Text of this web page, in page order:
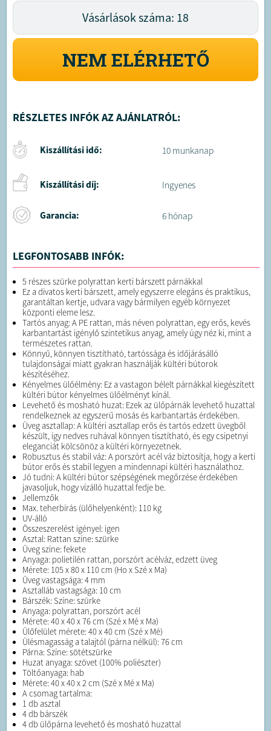
Vásárlások száma: 18
NEM ELÉRHETŐ
RÉSZLETES INFÓK AZ AJÁNLATRÓL:
Kiszállítási idő: 10 munkanap
Kiszállítási díj: Ingyenes
Garancia: 6 hónap
LEGFONTOSABB INFÓK:
5 részes szürke polyrattan kerti bárszett párnákkal
Ez a divatos kerti bárszett, amely egyszerre elegáns és praktikus,
garantáltan kertje, udvara vagy bármilyen egyéb környezet
központi eleme lesz.
Tartós anyag: A PE rattan, más néven polyrattan, egy erős, kevés
karbantartást igénylő szintetikus anyag, amely úgy néz ki, mint a
természetes rattan.
Könnyű, könnyen tisztítható, tartóssága és időjárásálló
tulajdonságai miatt gyakran használják kültéri bútorok
készítéséhez.
Kényelmes ülőélmény: Ez a vastagon bélelt párnákkal kiegészített
kültéri bútor kényelmes ülőélményt kínál.
Levehető és mosható huzat: Ezek az ülőpárnák levehető huzattal
rendelkeznek az egyszerű mosás és karbantartás érdekében.
Üveg asztallap: A kültéri asztallap erős és tartós edzett üvegből
készült, így nedves ruhával könnyen tisztítható, és egy csipetnyi
eleganciát kölcsönöz a kültéri környezetnek.
Robusztus és stabil váz: A porszórt acél váz biztosítja, hogy a kerti
bútor erős és stabil legyen a mindennapi kültéri használathoz.
Jó tudni: A kültéri bútor szépségének megőrzése érdekében
javasoljuk, hogy vízálló huzattal fedje be.
Jellemzők
Max. teherbírás (ülőhelyenként): 110 kg
UV-álló
Összeszerelést igényel: igen
Asztal: Rattan színe: szürke
Üveg színe: fekete
Anyaga: polietilén rattan, porszórt acélváz, edzett üveg
Mérete: 105 x 80 x 110 cm (Ho x Szé x Ma)
Üveg vastagsága: 4 mm
Asztalláb vastagsága: 10 cm
Bárszék: Színe: szürke
Anyaga: polyrattan, porszórt acél
Mérete: 40 x 40 x 76 cm (Szé x Mé x Ma)
Ülőfelület mérete: 40 x 40 cm (Szé x Mé)
Ülésmagasság a talajtól (párna nélkül): 76 cm
Párna: Színe: sötétszürke
Huzat anyaga: szövet (100% poliészter)
Töltőanyaga: hab
Mérete: 40 x 40 x 2 cm (Szé x Mé x Ma)
A csomag tartalma:
1 db asztal
4 db bárszék
4 db ülőpárna levehető és mosható huzattal